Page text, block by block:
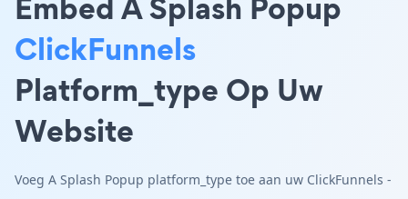
ClickFunnels
Platform_type Op Uw
Website
Voeg A Splash Popup platform_type toe aan uw ClickFunnels -